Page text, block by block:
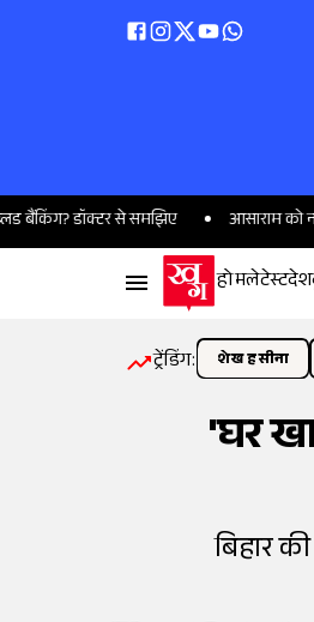
से समझिए आसाराम को नहीं मिली
होमलेटेस्टदेश
ट्रेंडिंग: शेख हसीना
'घर
बिहार